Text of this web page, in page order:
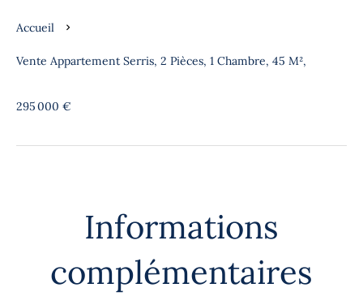
Accueil
Vente Appartement Serris, 2 Pièces, 1 Chambre, 45 M²,
295 000 €
Informations
complémentaires